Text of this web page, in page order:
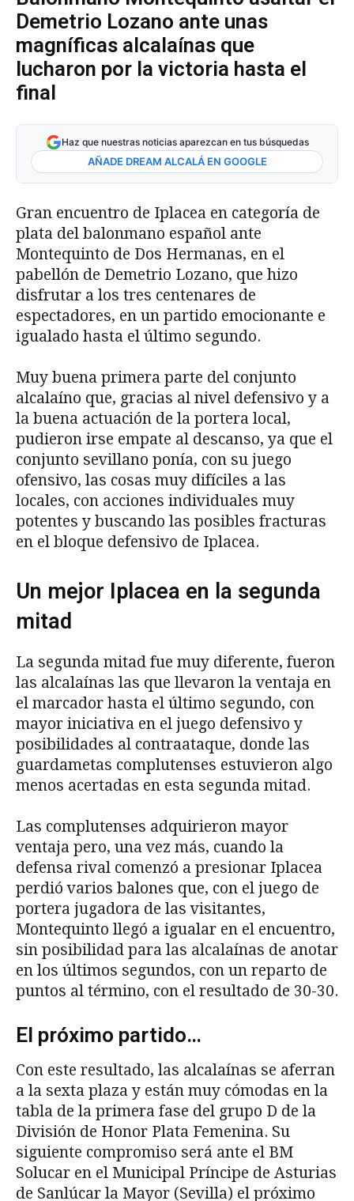
Demetrio Lozano ante unas
magníficas alcalaínas que
lucharon por la victoria hasta el
final
Haz que nuestras noticias aparezcan en tus búsquedas
AÑADE DREAM ALCALÁ EN GOOGLE
Gran encuentro de Iplacea en categoría de
plata del balonmano español ante
Montequinto de Dos Hermanas, en el
pabellón de Demetrio Lozano, que hizo
disfrutar a los tres centenares de
espectadores, en un partido emocionante e
igualado hasta el último segundo.
Muy buena primera parte del conjunto
alcalaíno que, gracias al nivel defensivo y a
la buena actuación de la portera local,
pudieron irse empate al descanso, ya que el
conjunto sevillano ponía, con su juego
ofensivo, las cosas muy difíciles a las
locales, con acciones individuales muy
potentes y buscando las posibles fracturas
en el bloque defensivo de Iplacea.
Un mejor Iplacea en la segunda
mitad
La segunda mitad fue muy diferente, fueron
las alcalaínas las que llevaron la ventaja en
el marcador hasta el último segundo, con
mayor iniciativa en el juego defensivo y
posibilidades al contraataque, donde las
guardametas complutenses estuvieron algo
menos acertadas en esta segunda mitad.
Las complutenses adquirieron mayor
ventaja pero, una vez más, cuando la
defensa rival comenzó a presionar Iplacea
perdió varios balones que, con el juego de
portera jugadora de las visitantes,
Montequinto llegó a igualar en el encuentro,
sin posibilidad para las alcalaínas de anotar
en los últimos segundos, con un reparto de
puntos al término, con el resultado de 30-30.
El próximo partido…
Con este resultado, las alcalaínas se aferran
a la sexta plaza y están muy cómodas en la
tabla de la primera fase del grupo D de la
División de Honor Plata Femenina. Su
siguiente compromiso será ante el BM
Solucar en el Municipal Príncipe de Asturias
de Sanlúcar la Mayor (Sevilla) el próximo